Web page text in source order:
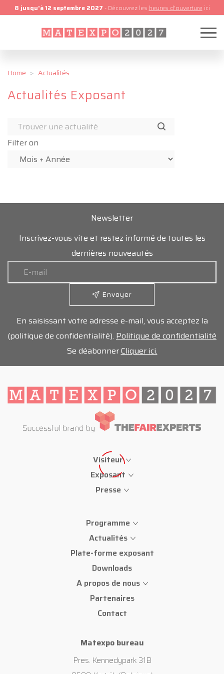
8 jusqu'à 12 septembre 2027 - Découvrez les heures d'ouverture ici
Home Actualités
Actualités Exposant
Filter on
Newsletter
Inscrivez-vous vite et restez informé de toutes les
dernières nouveautés
Envoyer
En saisissant votre adresse e-mail, vous acceptez la
(politique de confidentialité). Politique de confidentialité
Se déabonnerCliquer ici.
Visiteur
Exposant
Presse
Programme
Actualités
Plate-forme exposant
Downloads
A propos de nous
Partenaires
Contact
Matexpo bureau
Pres. Kennedypark 31B